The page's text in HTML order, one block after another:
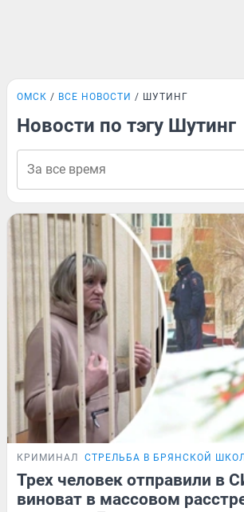
ОМСК ВСЕ НОВОСТИ ШУТИНГ
Новости по тэгу Шутинг
КРИМИНАЛ СТРЕЛЬБА В БРЯНСКОЙ
Трех человек отправили в
виноват в массовом